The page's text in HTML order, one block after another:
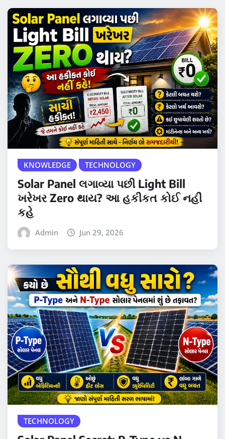
KNOWLEDGE TECHNOLOGY
Solar Panel લગાવ્યા પછી Light Bill
ખરેખર Zero થાય? આ હકીકત કોઈ નહીં
કહે
Admin Jun 29, 2026
TECHNOLOGY